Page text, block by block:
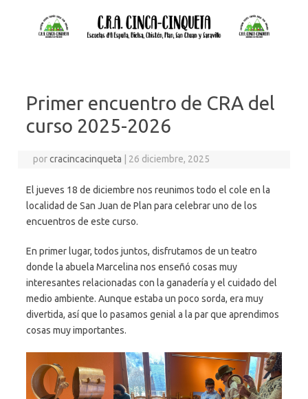
Primer encuentro de CRA del
curso 2025-2026
porcracincacinqueta | 26 diciembre, 2025
El jueves 18 de diciembre nos reunimos todo el cole en la
localidad de San Juan de Plan para celebrar uno de los
encuentros de este curso.
En primer lugar, todos juntos, disfrutamos de un teatro
donde la abuela Marcelina nos enseñó cosas muy
interesantes relacionadas con la ganadería y el cuidado del
medio ambiente. Aunque estaba un poco sorda, era muy
divertida, así que lo pasamos genial a la par que aprendimos
cosas muy importantes.